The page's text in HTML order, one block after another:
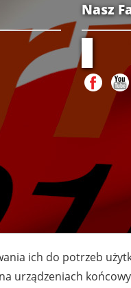
Nasz
ich do potrzeb
urządzeniach